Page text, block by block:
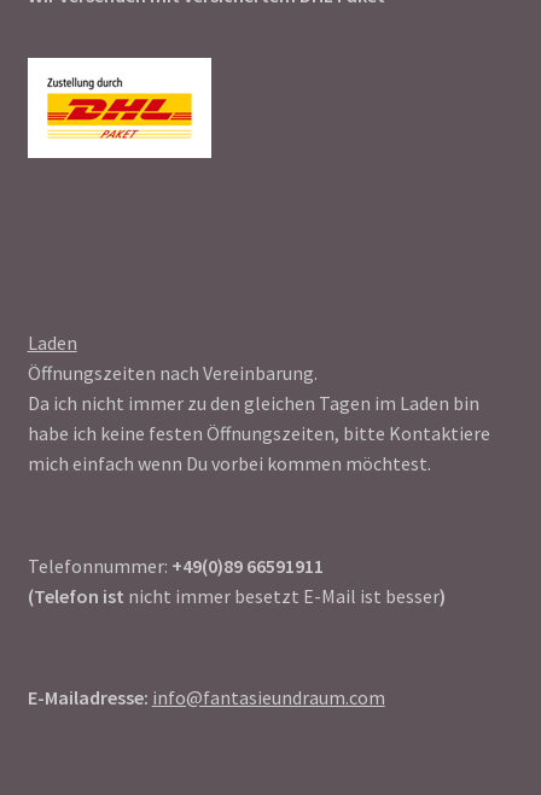
Laden
Öffnungszeiten nach Vereinbarung.
Da ich nicht immer zu den gleichen Tagen im Laden bin
habe ich keine festen Öffnungszeiten, bitte Kontaktiere
mich einfach wenn Du vorbei kommen möchtest.
Telefonnummer: +49(0)89 66591911
(Telefon ist nicht immer besetzt E-Mail ist besser)
E-Mailadresse: info@fantasieundraum.com